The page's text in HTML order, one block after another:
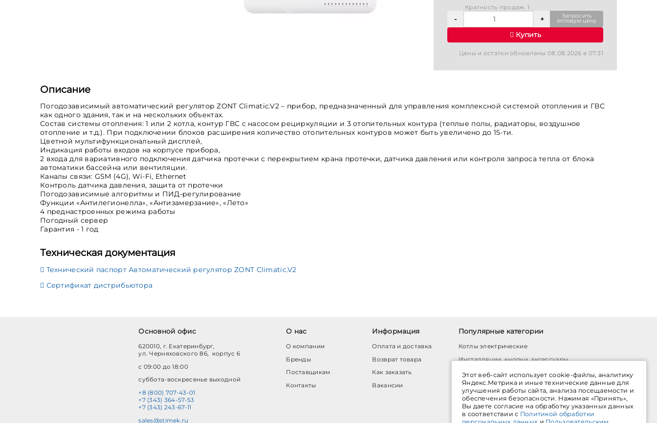
Кратность продаж: 1
Запросить
оптовую цену
Купить
Цены и остатки обновлены 08.08.2026 в 07:31
Описание
Погодозависимый автоматический регулятор ZONT Climatic.V2 – прибор, предназначенный для управления комплексной системой отопления и ГВС
как одного здания, так и на нескольких объектах.
Состав системы отопления: 1 или 2 котла, контур ГВС с насосом рециркуляции и 3 отопительных контура (теплые полы, радиаторы, воздушное
отопление и т.д.). При подключении блоков расширения количество отопительных контуров может быть увеличено до 15-ти.
Цветной мультифункциональный дисплей,
Индикация работы входов на корпусе прибора,
2 входа для вариативного подключения датчика протечки с перекрытием крана протечки, датчика давления или контроля запроса тепла от блока
автоматики бассейна или вентиляции.
Каналы связи: GSM (4G), Wi-Fi, Ethernet
Контроль датчика давления, защита от протечки
Погодозависимые алгоритмы и ПИД-регулирование
Функции «Антилегионелла», «Антизамерзание», «Лето»
4 преднастроенных режима работы
Погодный сервер
Гарантия - 1 год
Техническая документация
Технический паспорт Автоматический регулятор ZONT Climatic.V2
Сертификат дистрибьютора
Основной офис
620010, г. Екатеринбург,
ул. Черняховского 86, корпус 6
с 09:00 до 18:00
суббота-воскресенье выходной
+8 (800) 707-43-01
+7 (343) 364-57-53
+7 (343) 243-67-11
sales@stimek.ru
О нас
О компании
Бренды
Поставщикам
Контакты
Информация
Оплата и доставка
Возврат товара
Как заказать
Вакансии
Популярные категории
Котлы электрические
Инсталляции, кнопки, аксессуары
Комплектующие для водяного теплого пола
Системы монтажных профилей
Латунные шаровые краны
Трубы для внутренней канализации
Этот веб-сайт использует cookie-файлы, аналитику
Яндекс.Метрика и иные технические данные для
улучшения работы сайта, анализа посещаемости и
обеспечения безопасности. Нажимая «Принять»,
Вы даете согласие на обработку указанных данных
в соответствии с Политикой обработки